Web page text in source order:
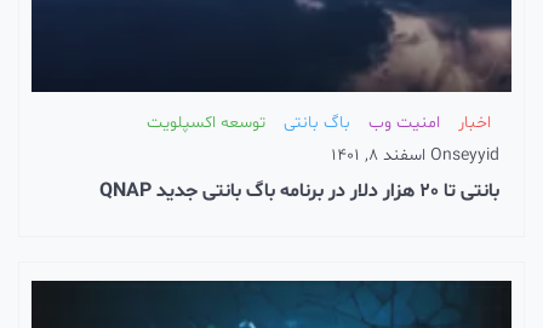
امنیت وب باگ بانتی
توسعه اکسپلویت
seyyid
On اسفند 8, 1401
بانتی تا 20 هزار دلار در برنامه باگ بانتی جدید QNAP